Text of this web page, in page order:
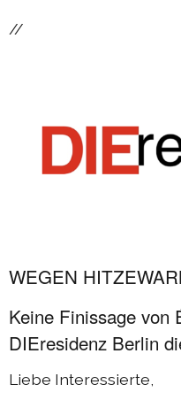
//
WEGEN
Keine Finissage von
DIEresidenz Berlin
Liebe Interessierte,